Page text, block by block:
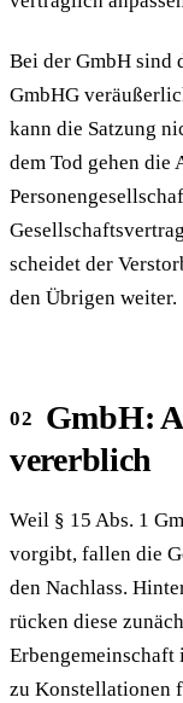
Bei der GmbH sind
GmbHG
kann die Satzung
dem Tod gehen die
scheidet der
den Übrigen weiter.
GmbH:
vererblich
Weil § 15 Abs. 1
vorgibt, fallen die
den Nachlass.
rücken diese
Erbengemeinschaft
zu Konstellationen